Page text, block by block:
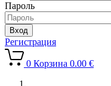
Пароль
Регистрация
0 Корзина 0.00 €